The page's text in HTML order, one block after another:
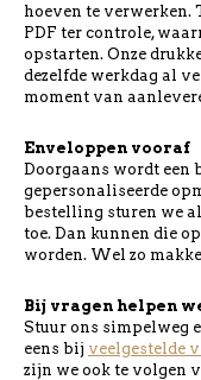
hoeven te verwerken.
PDF ter controle,
opstarten. Onze
dezelfde werkdag al
moment van
Enveloppen vooraf
Doorgaans wordt een
gepersonaliseerde
bestelling sturen we
toe. Dan kunnen die
worden. Wel zo
Bij vragen helpen
Stuur ons simpelweg
eens bij veelgestelde
zijn we ook te volgen